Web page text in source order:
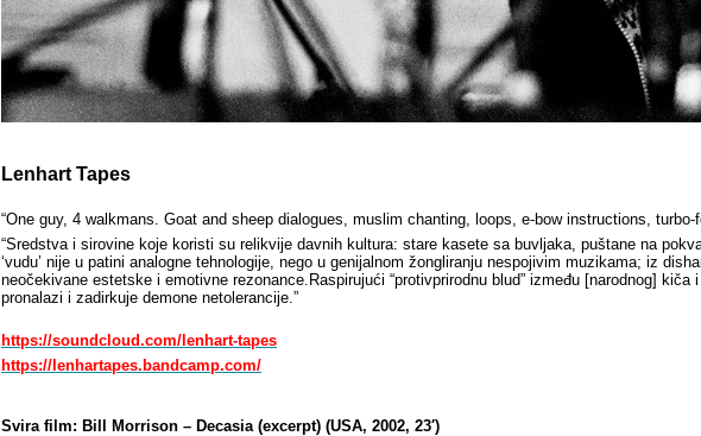
Lenhart Tapes
“One guy, 4 walkmans. Goat and sheep dialogues, muslim chanting, loops, e-bow instructions,
“Sredstva i sirovine koje koristi su relikvije davnih kultura: stare kasete sa buvljaka, puštane na
‘vudu’ nije u patini analogne tehnologije, nego u genijalnom žongliranju nespojivim muzikama; iz
neočekivane estetske i emotivne rezonance.Raspirujući “protivprirodnu blud” između [narodnog] kiča
pronalazi i zadirkuje demone netolerancije.”
https://soundcloud.com/lenhart-tapes
https://lenhartapes.bandcamp.com/
Svira film: Bill Morrison – Decasia (excerpt) (USA, 2002, 23′)